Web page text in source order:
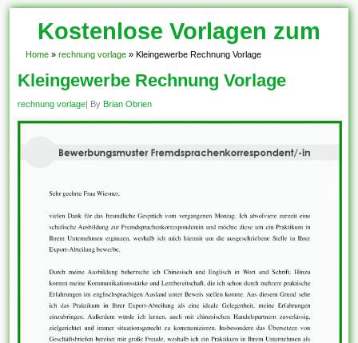
Kostenlose Vorlagen zum
Download!
Home » rechnung vorlage » Kleingewerbe Rechnung Vorlage
Kleingewerbe Rechnung Vorlage
rechnung vorlage| By Brian Obrien